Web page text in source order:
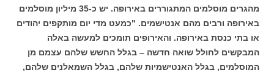
מהגרים מוסלמים המתגוררים באירופה. יש כ-35 מיליון מוסלמים
באירופה ורבים מהם אנטישמים. "כמעט מדי יום מותקפים יהודים
או בתי כנסת באירופה. והאירופים תומכים למעשה באלה
המבקשים לחולל שואה חדשה – בגלל החשש שלהם עצמם מן
המוסלמים, בגלל האנטישמיות שלהם, בגלל השמאלנים שלהם,